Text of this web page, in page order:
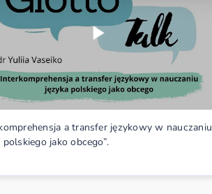
a transfer językowy w nauczaniu
polskiego jako obcego”.